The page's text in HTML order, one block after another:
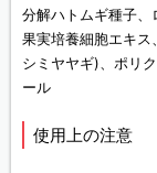
分解ハトムギ種子
果実培養細胞エキ
シミヤヤギ)、ポリ
ール
使用上の注意